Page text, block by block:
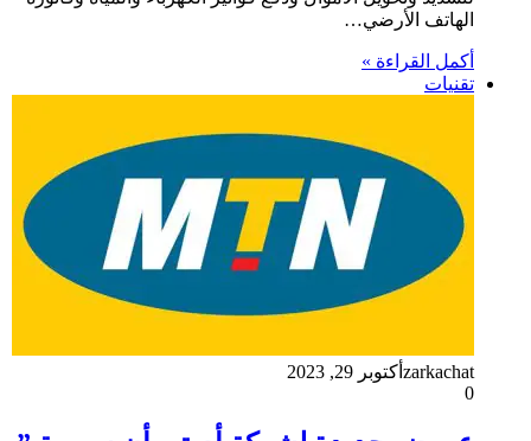
الهاتف الأرضي…
أكمل القراءة »
تقنيات
zarkachat أكتوبر 29, 2023
0